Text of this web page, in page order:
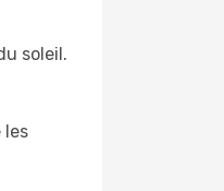
soleil.
les